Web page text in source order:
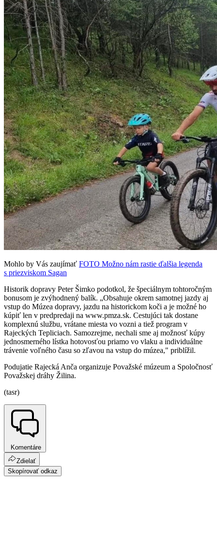
Mohlo by Vás zaujímať FOTO Možno nám rastie ďalšia legenda
s priezviskom Sagan
Historik dopravy Peter Šimko podotkol, že špeciálnym tohtoročným
bonusom je zvýhodnený balík. „Obsahuje okrem samotnej jazdy aj
vstup do Múzea dopravy, jazdu na historickom koči a je možné ho
kúpiť len v predpredaji na www.pmza.sk. Cestujúci tak dostane
komplexnú službu, vrátane miesta vo vozni a tiež program v
Rajeckých Tepliciach. Samozrejme, nechali sme aj možnosť kúpy
jednosmerného lístka hotovosťou priamo vo vlaku a individuálne
trávenie voľného času so zľavou na vstup do múzea," priblížil.
Podujatie Rajecká Anča organizuje Považské múzeum a Spoločnosť
Považskej dráhy Žilina.
(tasr)
Komentáre
Zdielať
Skopírovať odkaz